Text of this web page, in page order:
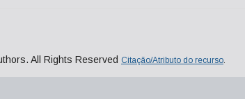
All Rights Reserved Citação/Atributo do recurso.